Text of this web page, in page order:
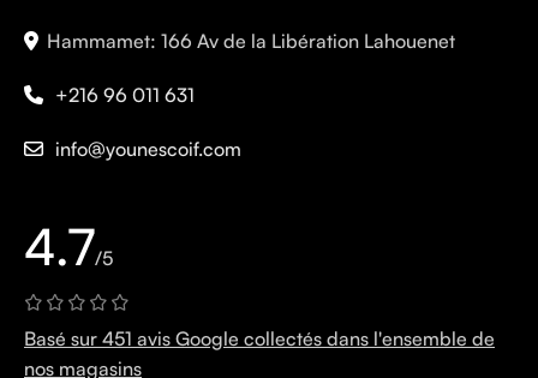
Hammamet: 166 Av de la Libération Lahouenet
+216 96 011 631
info@younescoif.com
4.7/5
Basé sur 451 avis Google collectés dans l'ensemble de
nos magasins